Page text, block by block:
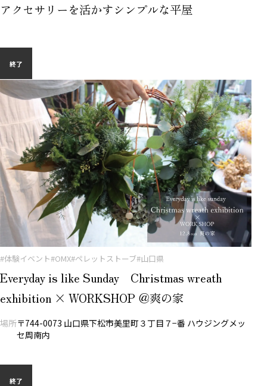
アクセサリーを活かすシンプルな平屋
終了
#体験イベント#OMX#ペレットストーブ#山口県
Everyday is like Sunday Christmas wreath
exhibition × WORKSHOP ＠爽の家
場所〒744-0073 山口県下松市美里町３丁目７−番 ハウジングメッ
セ周南内
終了